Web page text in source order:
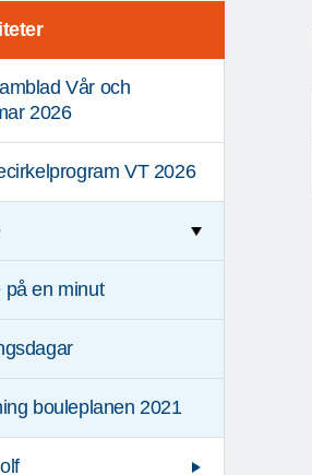
Vår och
2026
VT 2026
på en minut
bouleplanen 2021